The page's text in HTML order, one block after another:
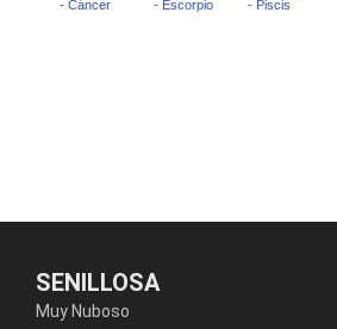
SENILLOSA
Muy Nuboso